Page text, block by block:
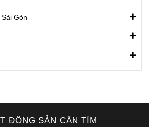
Gòn
ĐỘNG SẢN CẦN TÌM